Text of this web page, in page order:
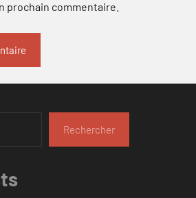
prochain commentaire.
Rechercher